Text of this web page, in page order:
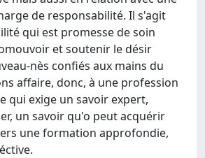
de responsabilité. Il s'agit
qui est promesse de soin
et soutenir le désir
nès confiés aux mains du
affaire, donc, à une profession
qui exige un savoir expert,
un savoir qu'o peut acquérir
une formation approfondie,